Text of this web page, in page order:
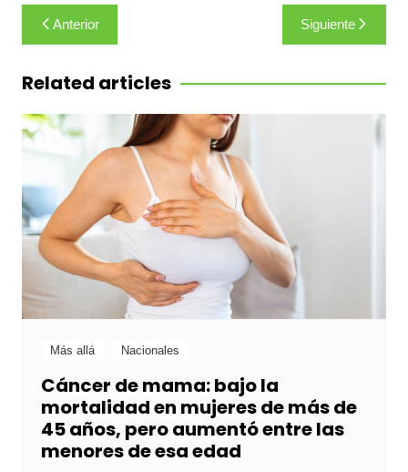
Navegación
de
entradas
Anterior Siguiente
Related articles
Más allá Nacionales
Cáncer de mama: bajo la
mortalidad en mujeres de más de
45 años, pero aumentó entre las
menores de esa edad